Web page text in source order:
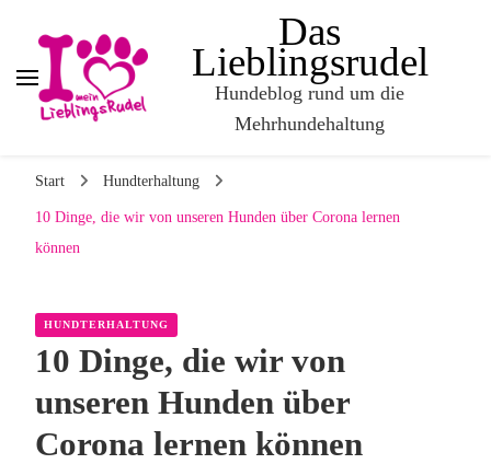
Das
Lieblingsrudel
Hundeblog rund um die
Mehrhundehaltung
Start Hundterhaltung
10 Dinge, die wir von unseren Hunden über Corona lernen
können
HUNDTERHALTUNG
10 Dinge, die wir von
unseren Hunden über
Corona lernen können